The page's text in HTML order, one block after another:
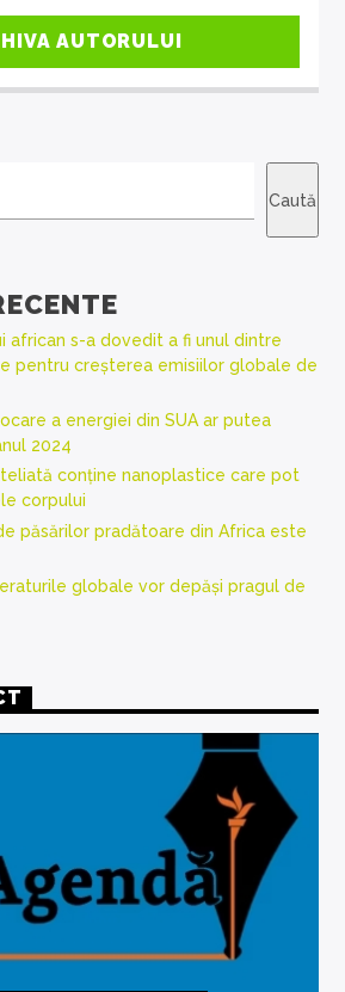
AUTORULUI
Caută
african s-a dovedit a fi unul dintre
pentru creșterea emisiilor globale de
a energiei din SUA ar putea
2024
conține nanoplastice care pot
corpului
păsărilor pradătoare din Africa este
globale vor depăși pragul de